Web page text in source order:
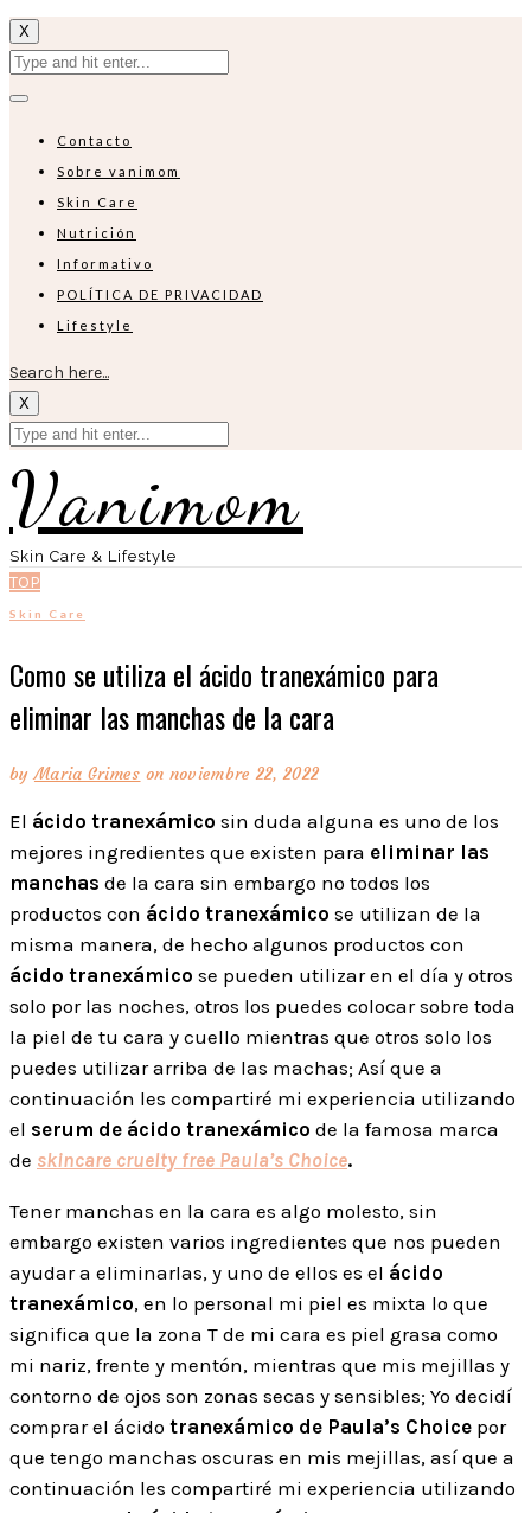
X
Contacto
Sobre vanimom
Skin Care
Nutrición
Informativo
POLÍTICA DE PRIVACIDAD
Lifestyle
Search here...
X
Vanimom
Skin Care & Lifestyle
TOP
Skin Care
Como se utiliza el ácido tranexámico para
eliminar las manchas de la cara
byMaria Grimes on noviembre 22, 2022
El ácido tranexámico sin duda alguna es uno de los
mejores ingredientes que existen para eliminar las
manchas de la cara sin embargo no todos los
productos con ácido tranexámico se utilizan de la
misma manera, de hecho algunos productos con
ácido tranexámico se pueden utilizar en el día y otros
solo por las noches, otros los puedes colocar sobre toda
la piel de tu cara y cuello mientras que otros solo los
puedes utilizar arriba de las machas; Así que a
continuación les compartiré mi experiencia utilizando
el serum de ácido tranexámico de la famosa marca
de skincare cruelty free Paula’s Choice.
Tener manchas en la cara es algo molesto, sin
embargo existen varios ingredientes que nos pueden
ayudar a eliminarlas, y uno de ellos es el ácido
tranexámico, en lo personal mi piel es mixta lo que
significa que la zona T de mi cara es piel grasa como
mi nariz, frente y mentón, mientras que mis mejillas y
contorno de ojos son zonas secas y sensibles; Yo decidí
comprar el ácido tranexámico de Paula’s Choice por
que tengo manchas oscuras en mis mejillas, así que a
continuación les compartiré mi experiencia utilizando